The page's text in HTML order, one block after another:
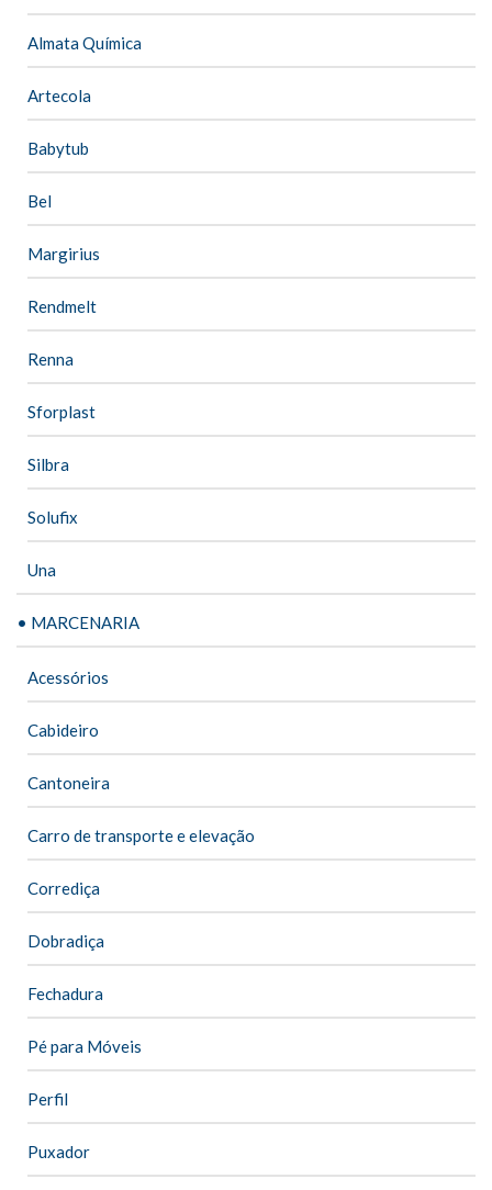
Almata Química
Artecola
Babytub
Bel
Margirius
Rendmelt
Renna
Sforplast
Silbra
Solufix
Una
• MARCENARIA
Acessórios
Cabideiro
Cantoneira
Carro de transporte e elevação
Corrediça
Dobradiça
Fechadura
Pé para Móveis
Perfil
Puxador